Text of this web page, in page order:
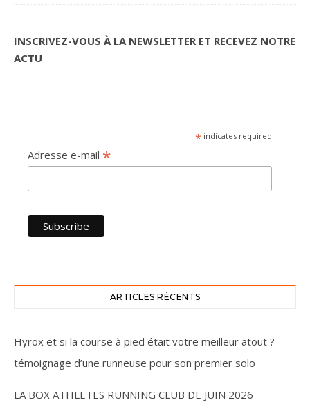
INSCRIVEZ-VOUS À LA NEWSLETTER ET RECEVEZ NOTRE
ACTU
* indicates required
Adresse e-mail *
ARTICLES RÉCENTS
Hyrox et si la course à pied était votre meilleur atout ?
témoignage d’une runneuse pour son premier solo
LA BOX ATHLETES RUNNING CLUB DE JUIN 2026